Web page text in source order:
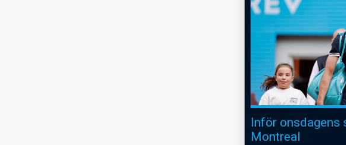
Inför onsdagens
Montreal